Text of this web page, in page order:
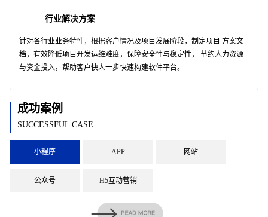
行业解决方案
针对各行业业务特性，根据客户情况及项目发展阶段，制定项目 方案文
档，有效降低项目开发运维难度，保障安全性与稳定性， 节约人力资源
与资金投入，帮助客户快人一步快速构建软件平台。
成功案例
SUCCESSFUL CASE
小程序 APP 网站
公众号 H5互动营销